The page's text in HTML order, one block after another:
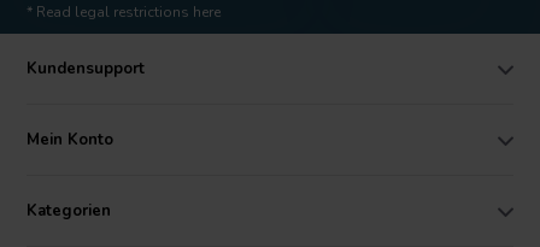
* Read legal restrictions here
Kundensupport
Mein Konto
Kategorien